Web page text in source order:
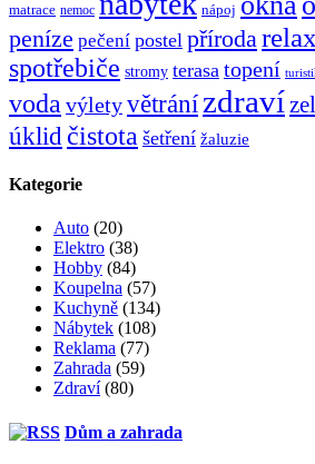
matrace nemoc nápoj
peníze pečení postel příroda relax
spotřebiče stromy terasa topení
voda výletyvětránízdraví
úklid čistota šetření žaluzie
Kategorie
Auto (20)
Elektro (38)
Hobby (84)
Koupelna (57)
Kuchyně (134)
Nábytek (108)
Reklama (77)
Zahrada (59)
Zdraví(80)
Dům a zahrada